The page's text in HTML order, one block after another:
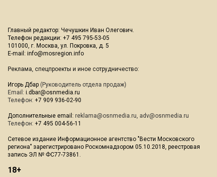
Главный редактор: Чечушкин Иван Олегович.
Телефон редакции: +7 495 795-53-05
101000, г. Москва, ул. Покровка, д. 5
E-mail: info@mosregion.info
Реклама, спецпроекты и иное сотрудничество:
Игорь Дбар (Руководитель отдела продаж)
Email: i.dbar@osnmedia.ru
Телефон: +7 909 936-02-90
Дополнительные email: reklama@osnmedia.ru, adv@osnmedia.ru
Телефон: +7 495 004-56-11
Сетевое издание Информационное агентство "Вести Московского
региона" зарегистрировано Роскомнадзором 05.10.2018, реестровая
запись ЭЛ № ФС77-73861.
18+